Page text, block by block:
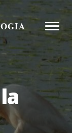
Toggle